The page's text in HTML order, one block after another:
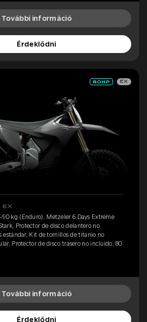
További információ
Érdeklődni
EX
EX
90 kg (Enduro), Metzeler 6 Days Extreme
Protector de disco delantero no
estándar, Kit de tornillos de titanio no
Protector de disco trasero no incluido, 80
További információ
Érdeklődni